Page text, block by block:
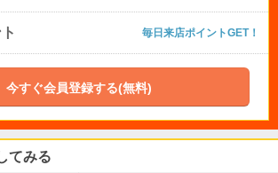
毎日来店ポイントGET！
今すぐ会員登録する(無料)
てみる